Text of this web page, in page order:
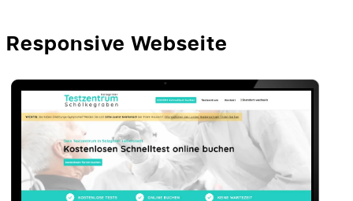
Responsive Webseite